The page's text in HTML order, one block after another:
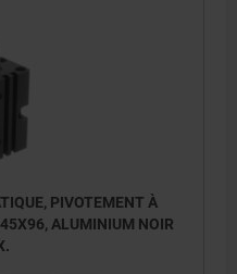
PIVOTEMENT À
ALUMINIUM NOIR